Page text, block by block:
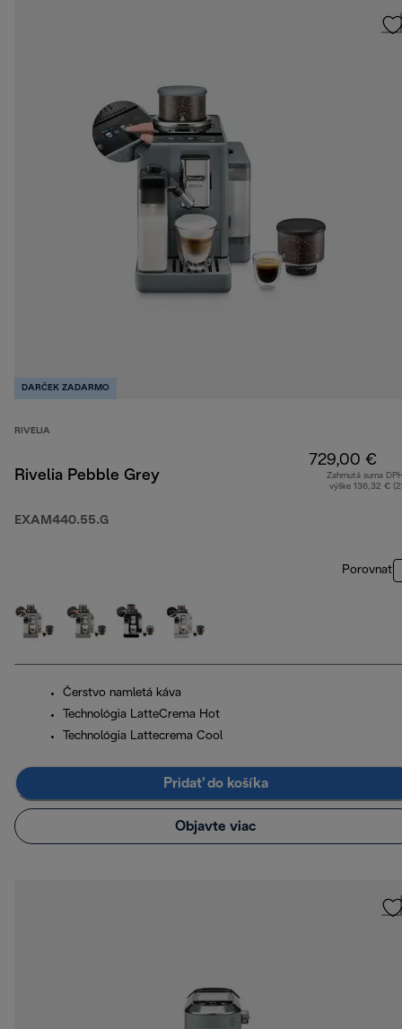
DARČEK ZADARMO
RIVELIA
Rivelia Pebble Grey
EXAM440.55.G
729,00 €
Zahrnutá suma
výške 136,32 €
Porovnať
Čerstvo namletá káva
Technológia LatteCrema Hot
Technológia Lattecrema Cool
Pridať do košíka
Objavte viac